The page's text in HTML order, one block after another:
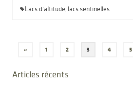
Lacs d'altitude, lacs sentinelles
Pagination
des
« 1 2 3 4 5
Articles récents